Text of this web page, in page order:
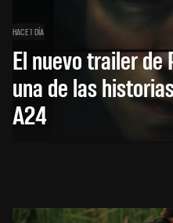
HACE 1 DÍA
El nuevo trailer
una de las
A24